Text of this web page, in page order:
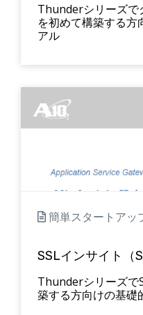
Thunderシリーズで
を初めて構築する方
アル
簡単スタートアッ
SSLインサイト（
Thunderシリーズで
築する方向けの基礎